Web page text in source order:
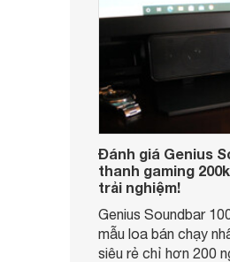
Đánh giá Genius
thanh gaming
trải nghiệm!
Genius Soundbar
mẫu loa bán chạy
siêu rẻ chỉ hơn 200